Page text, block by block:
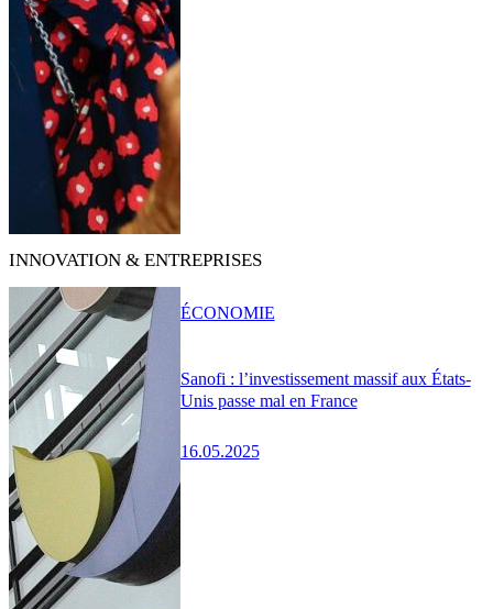
INNOVATION & ENTREPRISES
Sanofi : l’investissement massif aux États-
Unis passe mal en France
16.05.2025
ÉCONOMIE